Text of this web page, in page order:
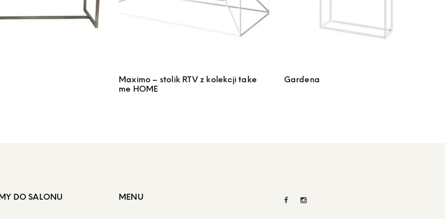
Maximo – stolik RTV z kolekcji take
me HOME
Gardena
DO SALONU MENU